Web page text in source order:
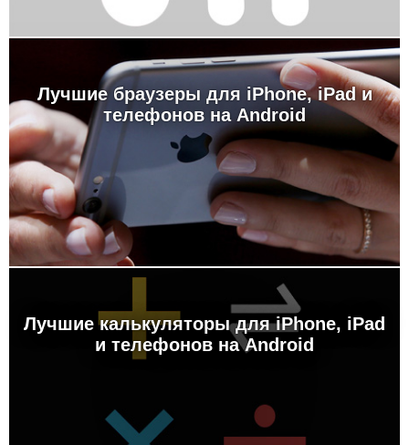
Лучшие браузеры для iPhone, iPad и
телефонов на Android
Лучшие калькуляторы для iPhone, iPad
и телефонов на Android